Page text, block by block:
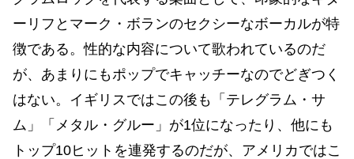
ーリフとマーク・ボランのセクシーなボーカルが特
徴である。性的な内容について歌われているのだ
が、あまりにもポップでキャッチーなのでどぎつく
はない。イギリスではこの後も「テレグラム・サ
ム」「メタル・グルー」が1位になったり、他にも
トップ10ヒットを連発するのだが、アメリカではこ